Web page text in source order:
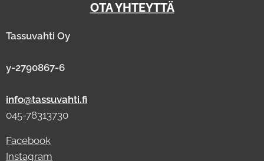
OTA YHTEYTTÄ
Tassuvahti Oy
y-2790867-6
info@tassuvahti.fi
045-78313730
Facebook
Instagram